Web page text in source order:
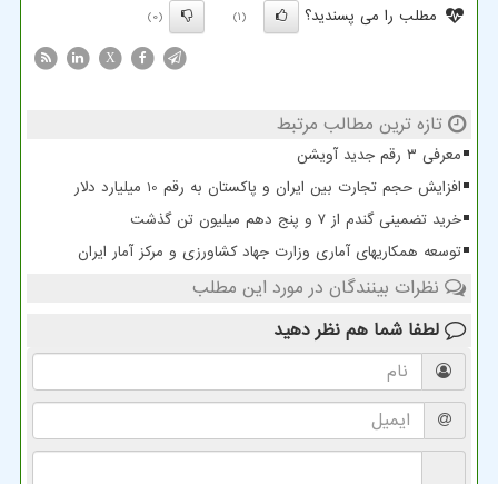
مطلب را می پسندید؟
(1)
(0)
X
تازه ترین مطالب مرتبط
معرفی ۳ رقم جدید آویشن
افزایش حجم تجارت بین ایران و پاکستان به رقم 10 میلیارد دلار
خرید تضمینی گندم از ۷ و پنج دهم میلیون تن گذشت
توسعه همکاریهای آماری وزارت جهاد کشاورزی و مرکز آمار ایران
نظرات بینندگان در مورد این مطلب
لطفا شما هم نظر دهید